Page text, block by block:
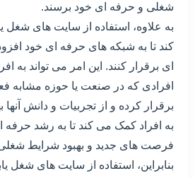
شغلی و حرفه ای خود برسند.
به علاوه، استفاده از سایت های شغل
کند تا به شبکه های حرفه ای خود
ای برقرار کنند. این امر می تواند به
افرادی که در صنعت یا حوزه مشابه
برقرار کرده و از تجربیات و دانش آنها
به افراد کمک می کند تا به رشد حرفه
فرصت های جدید و بهبود شرایط شغلی
بنابراین، استفاده از سایت های شغل